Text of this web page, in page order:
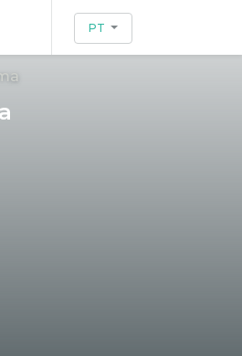
PT